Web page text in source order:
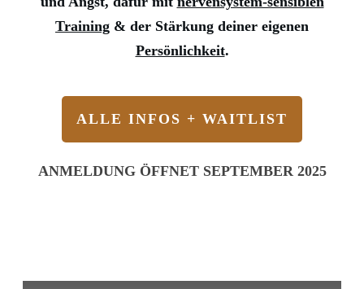
Training & der Stärkung deiner eigenen
Persönlichkeit.
ALLE INFOS + WAITLIST
ANMELDUNG ÖFFNET SEPTEMBER 2025